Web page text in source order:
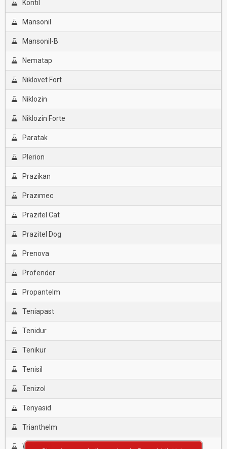
Kontil
Mansonil
Mansonil-B
Nematap
Niklovet Fort
Niklozin
Niklozin Forte
Paratak
Plerion
Prazikan
Prazımec
Prazitel Cat
Prazitel Dog
Prenova
Profender
Propantelm
Teniapast
Tenidur
Tenikur
Tenisil
Tenizol
Tenyasid
Trianthelm
Wormkill